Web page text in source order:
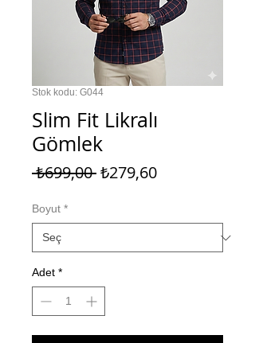
Stok kodu: G044
Slim Fit Likralı
Gömlek
₺699,00 Normal
₺279,60İndirimli
Boyut *
Adet *